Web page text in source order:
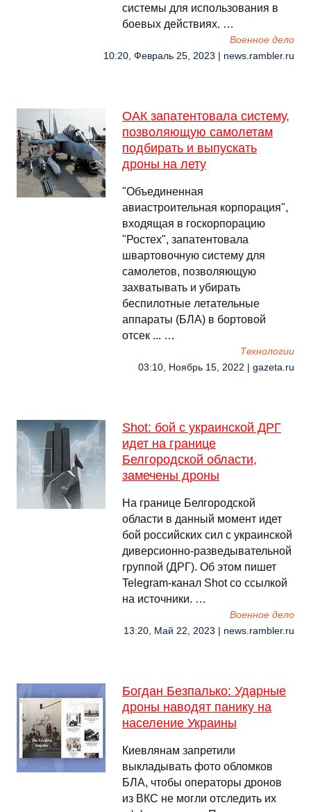
системы для использования в
боевых действиях. …
Военное дело
10:20, Февраль 25, 2023 | news.rambler.ru
ОАК запатентовала систему,
позволяющую самолетам
подбирать и выпускать
дроны на лету
"Объединенная
авиастроительная корпорация",
входящая в госкорпорацию
"Ростех", запатентовала
швартовочную систему для
самолетов, позволяющую
захватывать и убирать
беспилотные летательные
аппараты (БЛА) в бортовой
отсек ... …
Технологии
03:10, Ноябрь 15, 2022 | gazeta.ru
Shot: бой с украинской ДРГ
идет на границе
Белгородской области,
замечены дроны
На границе Белгородской
области в данный момент идет
бой российских сил с украинской
диверсионно-разведывательной
группой (ДРГ). Об этом пишет
Telegram-канал Shot со ссылкой
на источники. …
Военное дело
13:20, Май 22, 2023 | news.rambler.ru
Богдан Безпалько: Ударные
дроны наводят панику на
население Украины
Киевлянам запретили
выкладывать фото обломков
БЛА, чтобы операторы дронов
из ВКС не могли отследить их